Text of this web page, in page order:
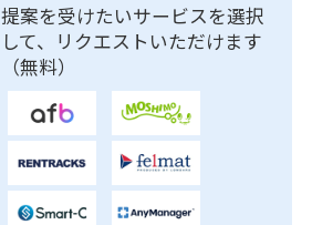
提案を受けたいサービスを選択
して、リクエストいただけます
（無料）